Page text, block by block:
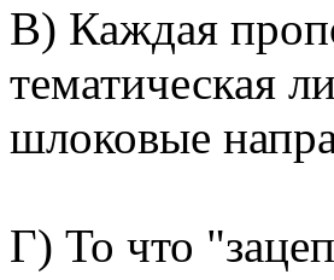
В) Каждая
тематическая
шлоковые
Г) То что